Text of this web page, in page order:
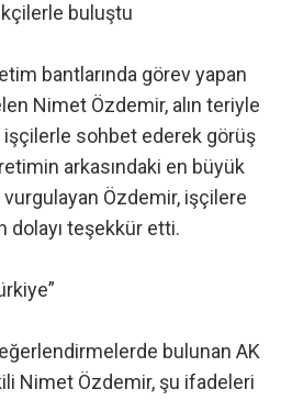
buluştu
bantlarında görev yapan
Nimet Özdemir, alın teriyle
işçilerle sohbet ederek görüş
arkasındaki en büyük
Özdemir, işçilere
dolayı teşekkür etti.
bulunan AK
Nimet Özdemir, şu ifadeleri